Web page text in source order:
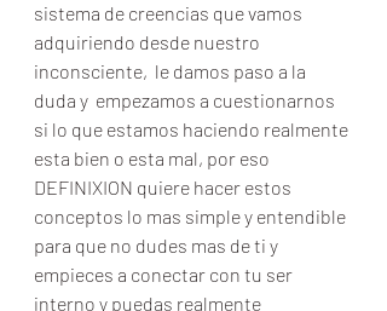
sistema de creencias que vamos
adquiriendo desde nuestro
inconsciente,  le damos paso a la
duda y  empezamos a cuestionarnos
si lo que estamos haciendo realmente
esta bien o esta mal, por eso
DEFINIXION quiere hacer estos
conceptos lo mas simple y entendible
para que no dudes mas de ti y
empieces a conectar con tu ser
interno y puedas realmente